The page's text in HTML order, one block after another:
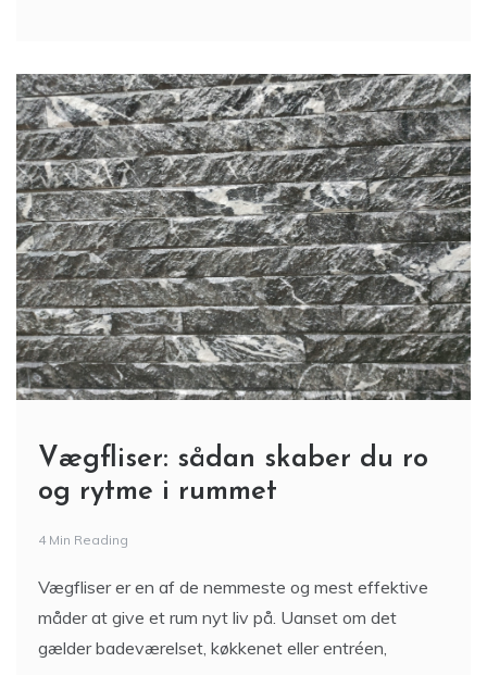
Vægfliser: sådan skaber du ro
og rytme i rummet
4 Min Reading
Vægfliser er en af de nemmeste og mest effektive
måder at give et rum nyt liv på. Uanset om det
gælder badeværelset, køkkenet eller entréen,